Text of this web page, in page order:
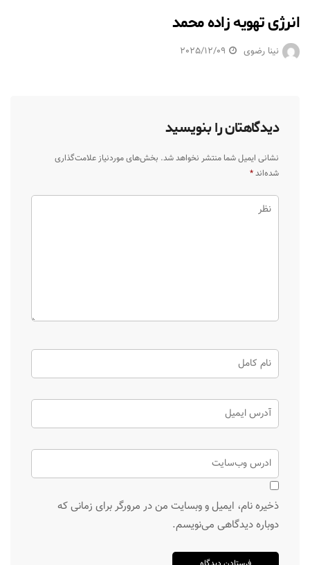
انرژی تهویه زاده محمد
نینا رضوی 2025/12/09
دیدگاهتان را بنویسید
نشانی ایمیل شما منتشر نخواهد شد. بخش‌های موردنیاز علامت‌گذاری
شده‌اند*
ذخیره نام، ایمیل و وبسایت من در مرورگر برای زمانی که
دوباره دیدگاهی می‌نویسم.